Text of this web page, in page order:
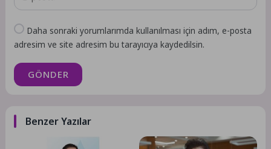
Daha sonraki yorumlarımda kullanılması için adım, e-posta
adresim ve site adresim bu tarayıcıya kaydedilsin.
GÖNDER
Benzer Yazılar